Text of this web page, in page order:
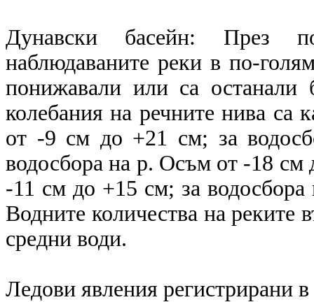
Дунавски басейн: През
наблюдаваните реки в по-
понижавали или са останали
колебания на речните нива са
от -9 см до +21 см; за
водосбора на р. Осъм от -18 см
-11 см до +15 см; за
Водните количества на реките
средни води.
Ледови явления регистрирани в